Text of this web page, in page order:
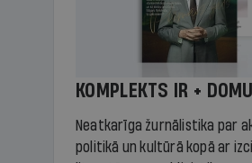
KOMPLEKTS IR +
Neatkarīga žurnālistika par
politikā un kultūrā kopā ar